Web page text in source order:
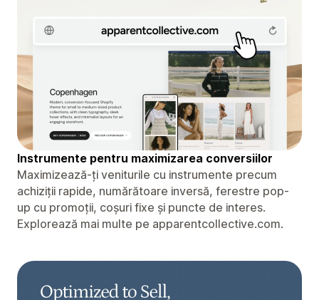
Instrumente pentru maximizarea conversiilor
Maximizează-ți veniturile cu instrumente precum
achiziții rapide, numărătoare inversă, ferestre pop-
up cu promoții, coșuri fixe și puncte de interes.
Explorează mai multe pe apparentcollective.com.